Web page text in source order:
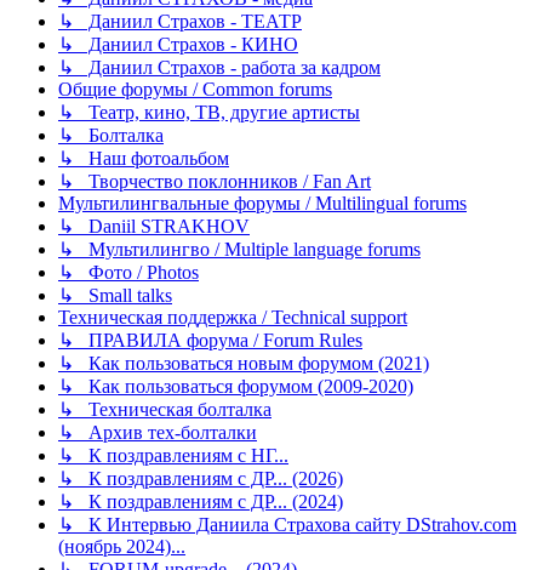
↳ Даниил Страхов - ТЕАТР
↳ Даниил Страхов - КИНО
↳ Даниил Страхов - работа за кадром
Общие форумы / Common forums
↳ Театр, кино, ТВ, другие артисты
↳ Болталка
↳ Наш фотоальбом
↳ Творчество поклонников / Fan Art
Мультилингвальные форумы / Multilingual forums
↳ Daniil STRAKHOV
↳ Мультилингво / Multiple language forums
↳ Фото / Photos
↳ Small talks
Техническая поддержка / Technical support
↳ ПРАВИЛА форума / Forum Rules
↳ Как пользоваться новым форумом (2021)
↳ Как пользоваться форумом (2009-2020)
↳ Техническая болталка
↳ Архив тех-болталки
↳ К поздравлениям с НГ...
↳ К поздравлениям с ДР... (2026)
↳ К поздравлениям с ДР... (2024)
↳ К Интервью Даниила Страхова сайту DStrahov.com
(ноябрь 2024)...